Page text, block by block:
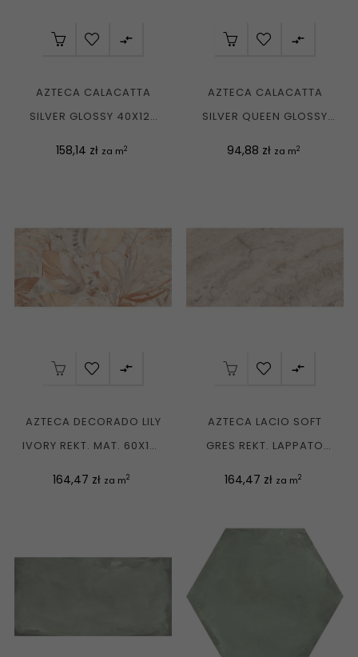

AZTECA CALACATTA
SILVER GLOSSY 40X120
Cena
158,14 zł za m2

AZTECA CALACATTA
SILVER QUEEN GLOSSY
Cena
94,88 zł za m2

AZTECA DECORADO LILY
IVORY REKT. MAT. 60X120
Cena
164,47 zł za m2

AZTECA LACIO SOFT
GRES REKT. LAPPATO
Cena
164,47 zł za m2